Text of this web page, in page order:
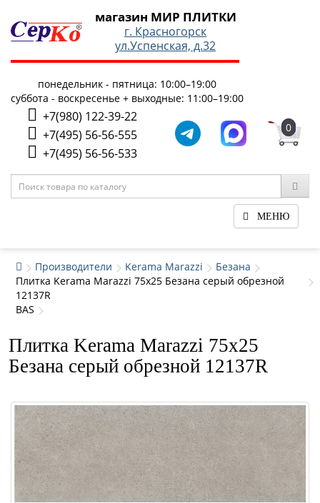
магазин МИР ПЛИТКИ
г. Красногорск
ул.Успенская, д.32
понедельник - пятница: 10:00–19:00
суббота - воскресенье + выходные: 11:00–19:00
+7(980) 122-39-22
+7(495) 56-56-555
+7(495) 56-56-533
0
МЕНЮ
Производители Kerama Marazzi
Безана
Плитка Kerama Marazzi 75x25 Безана серый обрезной
12137R
BAS
Плитка Kerama Marazzi 75x25
Безана серый обрезной 12137R